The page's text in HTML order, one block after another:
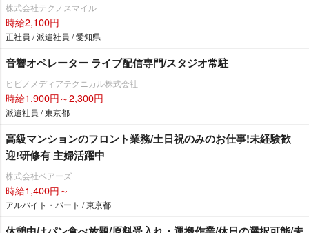
株式会社テクノスマイル
時給2,100円
正社員 / 派遣社員 / 愛知県
音響オペレーター ライブ配信専門/スタジオ常駐
ヒビノメディアテクニカル株式会社
時給1,900円～2,300円
派遣社員 / 東京都
⾼級マンションのフロント業務/土日祝のみのお仕事!未経験歓
迎!研修有 主婦活躍中
株式会社ベアーズ
時給1,400円～
アルバイト・パート / 東京都